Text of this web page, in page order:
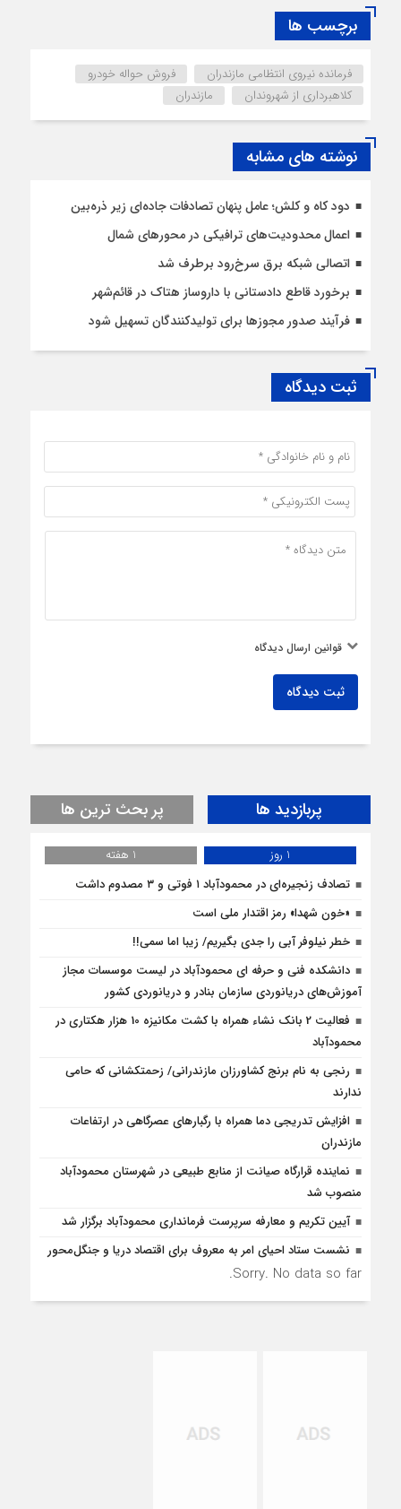
برچسب ها
فرمانده نیروی انتظامی مازندران
فروش حواله خودرو
کلاهبرداری از شهروندان
مازندران
نوشته های مشابه
دود کاه و کلش؛ عامل پنهان تصادفات جاده‌ای زیر ذره‌بین
اعمال محدودیت‌‌های ترافیکی در محورهای شمال
اتصالی شبکه برق سرخ‌رود برطرف شد
برخورد قاطع دادستانی با داروساز هتاک در قائم‌شهر
فرآیند صدور مجوزها برای تولیدکنندگان تسهیل شود
ثبت دیدگاه
قوانین ارسال دیدگاه
ثبت دیدگاه
پربازدید ها پر بحث ترین ها
1 روز
1 هفته
تصادف زنجیره‌ای در محمودآباد ۱ فوتی و ۳ مصدوم داشت
«خون شهدا» رمز اقتدار ملی است
خطر نیلوفر آبی را جدی بگیریم/ زیبا اما سمی!!
دانشکده فنی و حرفه ای محمودآباد در لیست موسسات مجاز
آموزش‌های دریانوردی سازمان بنادر و دریانوردی کشور
فعالیت 2 بانک نشاء همراه با کشت مکانیزه 10 هزار هکتاری در
محمودآباد
رنجی به نام برنج کشاورزان مازندرانی/ زحمتکشانی که حامی
ندارند
افزایش تدریجی دما همراه با رگبارهای عصرگاهی در ارتفاعات
مازندران
نماینده قرارگاه صیانت از منابع طبیعی در شهرستان محمودآباد
منصوب شد
آیین تکریم و معارفه سرپرست فرمانداری محمودآباد برگزار شد
نشست ستاد احیای امر به معروف برای اقتصاد دریا و جنگل‌محور
Sorry. No data so far.